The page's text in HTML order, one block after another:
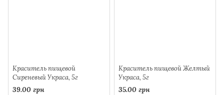
Краситель пищевой
Сиреневый Украса, 5г
39.00 грн
Краситель пищевой Желтый
Украса, 5г
35.00 грн